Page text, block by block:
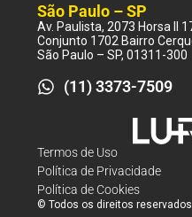
Termos de Uso
Política de Privacidade
Política de Cookies
© Todos os direitos
São Paulo – SP
Av. Paulista, 2073 Horsa II
Conjunto 1702 Bairro
São Paulo – SP, 01311-300
(11) 3373-7509